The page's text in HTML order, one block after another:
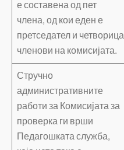
е составена од пет
члена, од кои еден е
претседател и четворица
членови на комисијата.
Стручно
административните
работи за Комисијата за
проверка ги врши
Педагошката служба,